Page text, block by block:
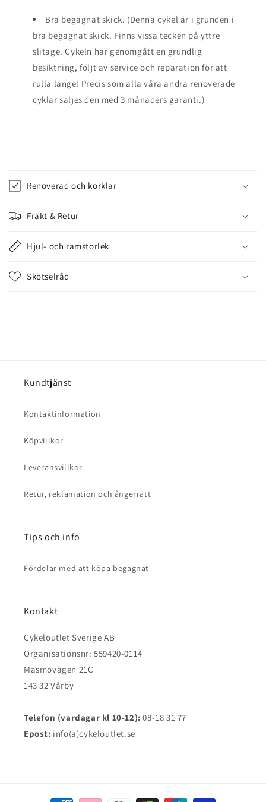
Bra begagnat skick. (Denna cykel är i grunden i
bra begagnat skick. Finns vissa tecken på yttre
slitage. Cykeln har genomgått en grundlig
besiktning, följt av service och reparation för att
rulla länge! Precis som alla våra andra renoverade
cyklar säljes den med 3 månaders garanti.)
n
n
e
h
å
l
l
s
Renoverad och körklar
Frakt & Retur
Hjul- och ramstorlek
Skötselråd
Kundtjänst
Kontaktinformation
Köpvillkor
Leveransvillkor
Retur, reklamation och ångerrätt
Tips och info
Fördelar med att köpa begagnat
Kontakt
Cykeloutlet Sverige AB
Organisationsnr: 559420-0114
Masmovägen 21C
143 32 Vårby
Telefon (vardagar kl 10-12): 08-18 31 77
Epost: info(a)cykeloutlet.se